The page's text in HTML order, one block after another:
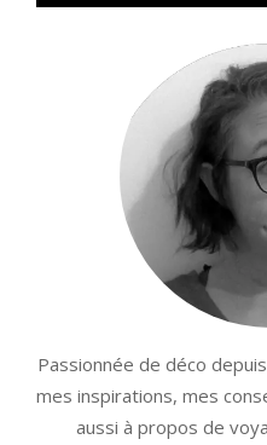
Passionnée de déco
mes inspirations, mes
aussi à propos de